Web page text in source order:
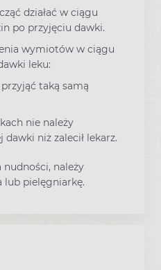
działać w ciągu
po przyjęciu dawki.
wymiotów w ciągu
leku:
taką samą
nie należy
niż zalecił lekarz.
należy
lub pielęgniarkę.